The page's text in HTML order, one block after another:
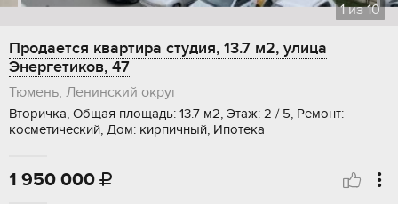
1из10
Продается квартира студия, 13.7 м2, улица
Энергетиков, 47
Тюмень, Ленинский округ
Вторичка, Общая площадь: 13.7 м2, Этаж: 2 / 5, Ремонт:
косметический, Дом: кирпичный, Ипотека
1 950 000 